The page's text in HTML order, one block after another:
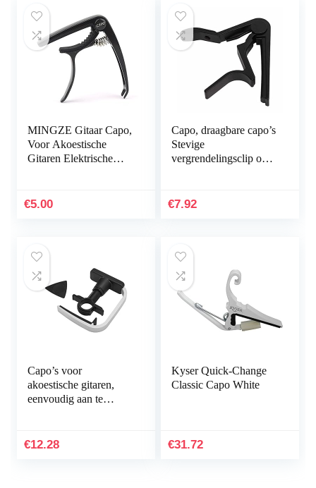
MINGZE Gitaar Capo,
Voor Akoestische
Gitaren Elektrische
Eenvoudig Om Een…
€5.00
Capo, draagbare capo’s
Stevige
vergrendelingsclip om
€7.92
Capo’s voor
akoestische gitaren,
eenvoudig aan te
€12.28
Kyser Quick-Change
Classic Capo White
€31.72